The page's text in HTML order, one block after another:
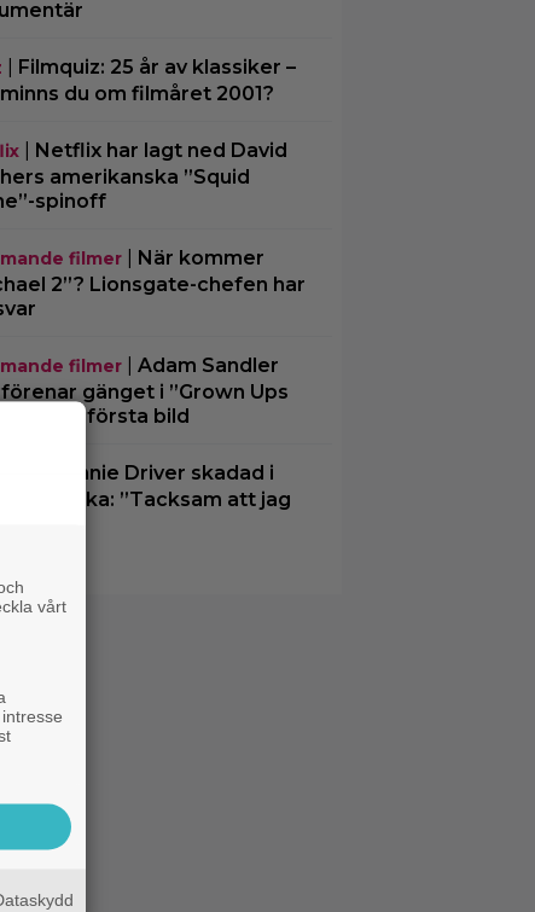
Filmquiz: 25 år av klassiker –
du om filmåret 2001?
| Netflix har lagt ned David
amerikanska ”Squid
spinoff
filmer| När kommer
2”? Lionsgate-chefen har
filmer| Adam Sandler
gänget i ”Grown Ups
delar en första bild
Minnie Driver skadad i
bilolycka: ”Tacksam att jag
vårt